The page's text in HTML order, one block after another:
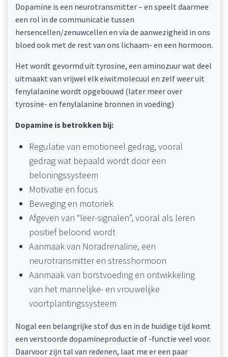
Dopamine is een neurotransmitter – en speelt daarmee
een rol in de communicatie tussen
hersencellen/zenuwcellen en via de aanwezigheid in ons
bloed ook met de rest van ons lichaam- en een hormoon.
Het wordt gevormd uit tyrosine, een aminozuur wat deel
uitmaakt van vrijwel elk eiwitmolecuul en zelf weer uit
fenylalanine wordt opgebouwd (later meer over
tyrosine- en fenylalanine bronnen in voeding)
Dopamine is betrokken bij:
Regulatie van emotioneel gedrag, vooral
gedrag wat bepaald wordt door een
beloningssysteem
Motivatie en focus
Beweging en motoriek
Afgeven van “leer-signalen”, vooral als leren
positief beloond wordt
Aanmaak van Noradrenaline, een
neurotransmitter en stresshormoon
Aanmaak van borstvoeding en ontwikkeling
van het mannelijke- en vrouwelijke
voortplantingssysteem
Nogal een belangrijke stof dus en in de huidige tijd komt
een verstoorde dopamineproductie of -functie veel voor.
Daarvoor zijn tal van redenen, laat me er een paar